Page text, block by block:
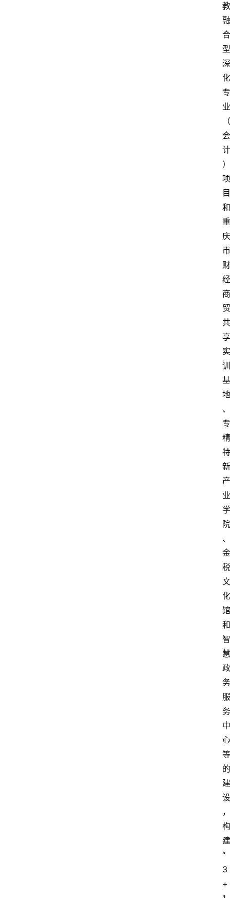
教
融
合
型
深
化
专
业
（
会
计
）
项
目
和
重
庆
市
财
经
商
贸
共
享
实
训
基
地
、
专
精
特
新
产
业
学
院
、
金
税
文
化
馆
和
智
慧
政
务
服
务
中
心
等
的
建
设
，
构
建
“
3
+